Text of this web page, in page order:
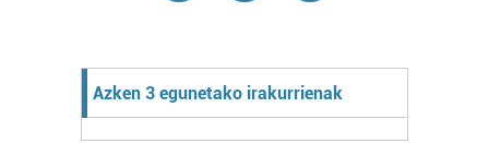
Azken 3 egunetako irakurrienak